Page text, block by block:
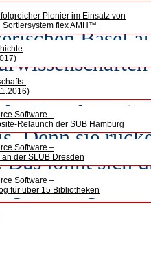
Pionier im Einsatz von
flex AMH™
Software –
Relaunch der SUB Hamburg
Software –
der SLUB Dresden
Software –
für über 15 Bibliotheken
Basel
könnte
Regel
Denn sie
lohnt sich